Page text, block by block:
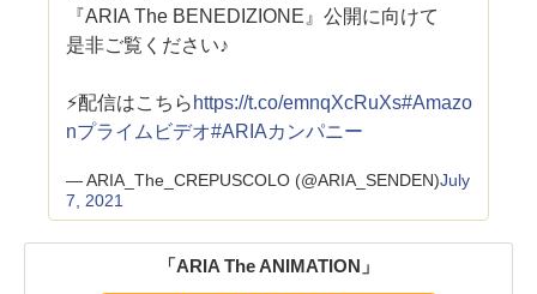
『ARIA The BENEDIZIONE』公開に向けて
是非ご覧ください♪
⚡配信はこちら https://t.co/emnqXcRuXs#Amazo
nプライムビデオ#ARIAカンパニー
— ARIA_The_CREPUSCOLO (@ARIA_SENDEN)July
7, 2021
「ARIA The ANIMATION」